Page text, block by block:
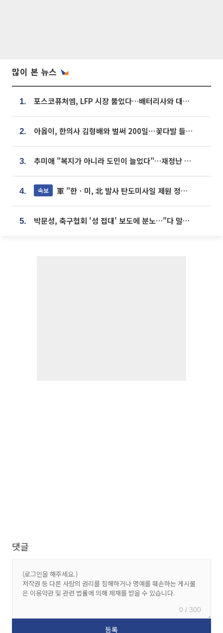
많이 본 뉴스
1. 포스코퓨처엠, LFP 시장 뚫었다…배터리사와 대규모 장기 공급 합의
2. 아옳이, 한의사 김형배와 벌써 200일⋯꽃다발 들고 "프러포즈 아냐"
3. 추미애 "복지가 아니라 도민이 늘었다"…재정난 책임론 정면돌파
4. 속보 軍 "한ㆍ미, 北 발사 탄도미사일 제원 정밀분석 중"
5. 박문성, 축구협회 '성 접대' 보도에 분노…"다 말아먹으려고 작정했나"
댓글
0 / 300